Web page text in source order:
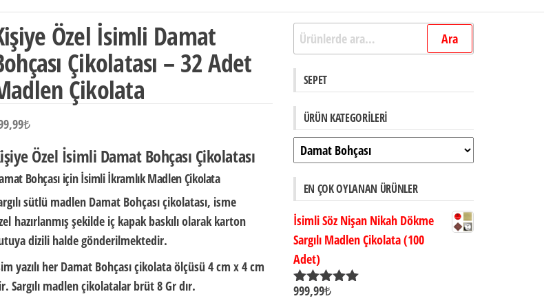
Özel İsimli Damat
Çikolatası – 32 Adet
Çikolata
₺
Özel İsimli Damat Bohçası Çikolatası
Bohçası için İsimli İkramlık Madlen Çikolata
sütlü madlen Damat Bohçası çikolatası, isme
hazırlanmış şekilde iç kapak baskılı olarakkarton
dizili haldegönderilmektedir.
yazılı her Damat Bohçası çikolata ölçüsü4 cm x 4 cm
Sargılı madlen çikolatalar brüt8 Grdır.
Ara: Ara
SEPET
ÜRÜN KATEGORILERI
EN ÇOK OYLANAN ÜRÜNLER
İsimli Söz Nişan Nikah Dökme
Sargılı Madlen Çikolata (100
Adet)
5 üzerinden
999,99₺